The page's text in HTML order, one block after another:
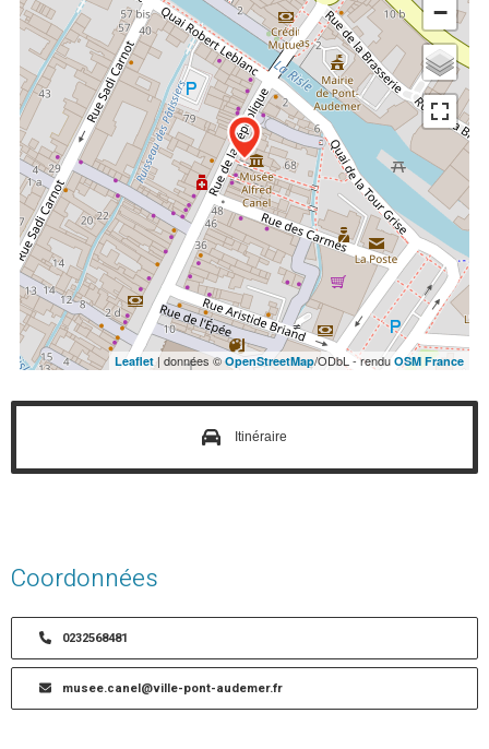
−
Leaflet| données © OpenStreetMap/ODbL - rendu OSM France
Itinéraire
Coordonnées
0232568481
musee.canel@ville-pont-audemer.fr